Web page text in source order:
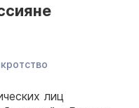
лиц